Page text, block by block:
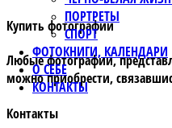
ПОРТРЕТЫ
СПОРТ
ФОТОКНИГИ, КАЛЕНДАРИ
О СЕБЕ
КОНТАКТЫ
Купить фотографии
Любые фотографии,
можно приобрести,
Контакты